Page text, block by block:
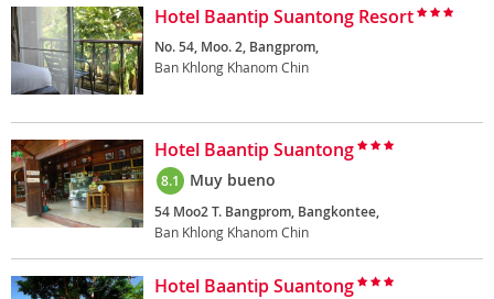
Hotel Baantip Suantong Resort
No. 54, Moo. 2, Bangprom,
Ban Khlong Khanom Chin
Hotel Baantip Suantong
8.1 Muy bueno
54 Moo2 T. Bangprom, Bangkontee,
Ban Khlong Khanom Chin
Hotel Baantip Suantong